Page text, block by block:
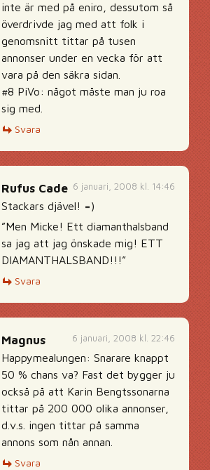
inte är med på eniro, dessutom så
överdrivde jag med att folk i
genomsnitt tittar på tusen
annonser under en vecka för att
vara på den säkra sidan.
#8 PiVo: något måste man ju roa
sig med.
Svara
6 januari, 2008 kl. 14:46
Rufus Cade
Stackars djävel! =)
”Men Micke! Ett diamanthalsband
sa jag att jag önskade mig! ETT
DIAMANTHALSBAND!!!”
Svara
6 januari, 2008 kl. 22:46
Magnus
Happymealungen: Snarare knappt
50 % chans va? Fast det bygger ju
också på att Karin Bengtssonarna
tittar på 200 000 olika annonser,
d.v.s. ingen tittar på samma
annons som nån annan.
Svara